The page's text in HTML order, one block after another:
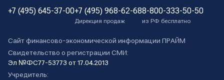
+7 (495) 645-37-00+7 (495) 968-62-68
Дирекция продаж
8-800-333-50-50
из РФ бесплатно
Сайт финансово-экономической информации ПРАЙМ
Свидетельство о регистрации СМИ:
Эл №ФС77-53773 от 17.04.2013
Учредитель: